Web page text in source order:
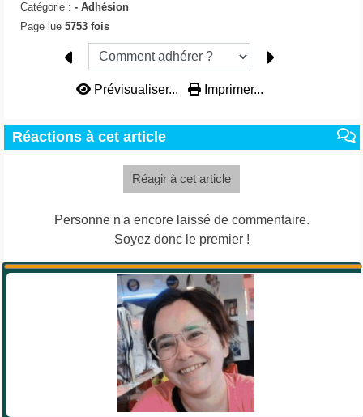
Catégorie : - Adhésion
Page lue 5753 fois
Prévisualiser... Imprimer...
Réactions à cet article
Réagir à cet article
Personne n'a encore laissé de commentaire.
Soyez donc le premier !